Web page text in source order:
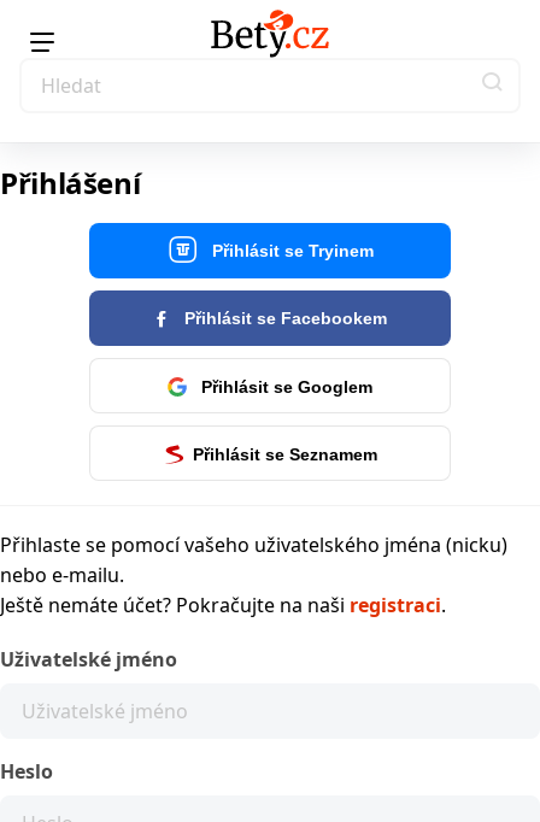
Přihlášení
Přihlásit se Tryinem
Přihlásit se Facebookem
Přihlásit se Googlem
Přihlásit se Seznamem
Přihlaste se pomocí vašeho uživatelského jména (nicku)
nebo e-mailu.
Ještě nemáte účet? Pokračujte na naši registraci.
Uživatelské jméno
Heslo